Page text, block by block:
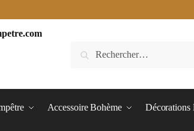
Accessoire Bohème Décorations